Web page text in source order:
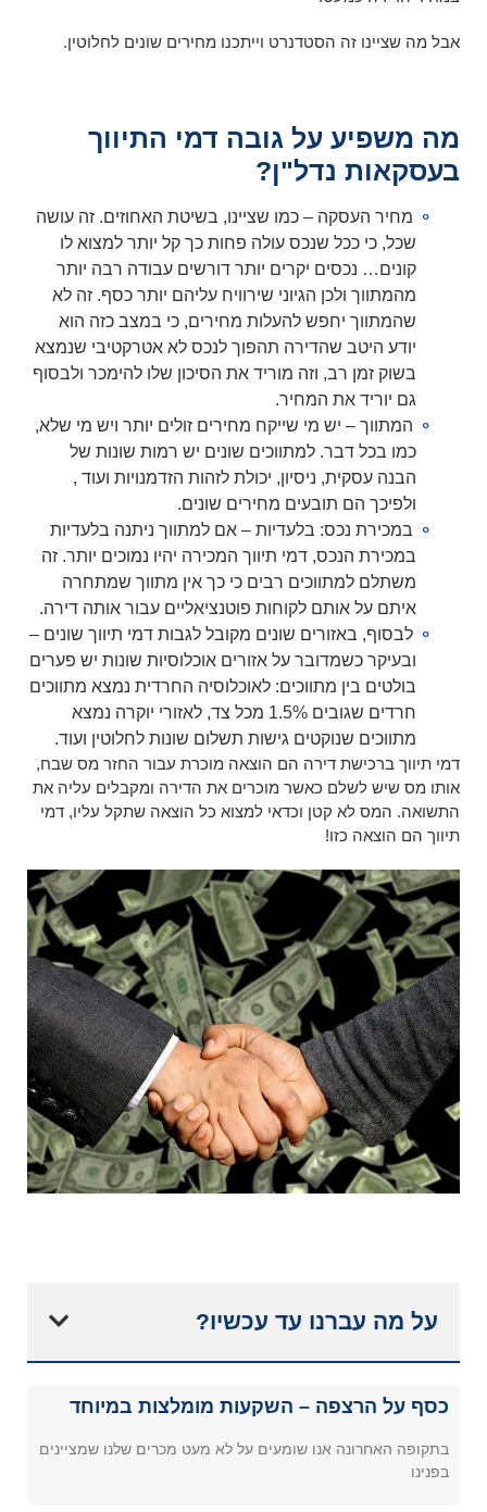
אבל מה שציינו זה הסטדנרט וייתכנו מחירים שונים לחלוטין.
מה משפיע על גובה דמי התיווך
בעסקאות נדל"ן?
מחיר העסקה – כמו שציינו, בשיטת האחוזים. זה עושה
שכל, כי ככל שנכס עולה פחות כך קל יותר למצוא לו
קונים… נכסים יקרים יותר דורשים עבודה רבה יותר
מהמתווך ולכן הגיוני שירוויח עליהם יותר כסף. זה לא
שהמתווך יחפש להעלות מחירים, כי במצב כזה הוא
יודע היטב שהדירה תהפוך לנכס לא אטרקטיבי שנמצא
בשוק זמן רב, וזה מוריד את הסיכון שלו להימכר ולבסוף
גם יוריד את המחיר.
המתווך – יש מי שייקח מחירים זולים יותר ויש מי שלא,
כמו בכל דבר. למתווכים שונים יש רמות שונות של
הבנה עסקית, ניסיון, יכולת לזהות הזדמנויות ועוד ,
ולפיכך הם תובעים מחירים שונים.
במכירת נכס: בלעדיות – אם למתווך ניתנה בלעדיות
במכירת הנכס, דמי תיווך המכירה יהיו נמוכים יותר. זה
משתלם למתווכים רבים כי כך אין מתווך שמתחרה
איתם על אותם לקוחות פוטנציאליים עבור אותה דירה.
לבסוף, באזורים שונים מקובל לגבות דמי תיווך שונים –
ובעיקר כשמדובר על אזורים אוכלוסיות שונות יש פערים
בולטים בין מתווכים: לאוכלוסיה החרדית נמצא מתווכים
חרדים שגובים 1.5% מכל צד, לאזורי יוקרה נמצא
מתווכים שנוקטים גישות תשלום שונות לחלוטין ועוד.
דמי תיווך ברכישת דירה הם הוצאה מוכרת עבור החזר מס שבח,
אותו מס שיש לשלם כאשר מוכרים את הדירה ומקבלים עליה את
התשואה. המס לא קטן וכדאי למצוא כל הוצאה שתקל עליו, דמי
תיווך הם הוצאה כזו!
על מה עברנו עד עכשיו?
כסף על הרצפה – השקעות מומלצות במיוחד
בתקופה האחרונה אנו שומעים על לא מעט מכרים שלנו שמציינים
בפנינו